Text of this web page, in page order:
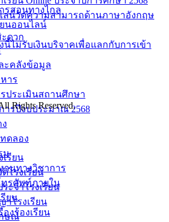
รสอนทางไกล
นออนไลน์
ดวก
ะคลังข้อมูล
าร
ประเมินสถานศึกษา
ารปีงบประมาณ 2568
ดลอง
ม
านทางวิชาการ
ทรศัพท์ภายใน
ยน
องร้องเรียน
ลน์วัดความสามารถด้านภาษาอังกฤษ
ไม่รับเงินบริจาคเพื่อแลกกับการเข้า
Rights Reserved.
เรียน
โรงเรียน
ะจำโรงเรียน
าโรงเรียน
ษณ์